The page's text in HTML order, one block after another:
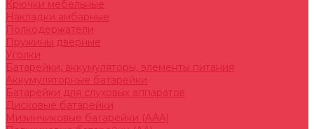
Крючки мебельные
Накладки амбарные
Полкодержатели
Пружины дверные
Уголки
Батарейки, аккумуляторы, элементы питания
Аккумуляторные батарейки
Батарейки для слуховых аппаратов
Дисковые батарейки
Мизинчиковые батарейки (AAA)